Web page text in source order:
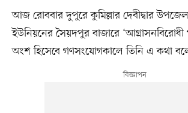
আজ রোববার দুপুরে কুমিল্লার দেবীদ্বার
ইউনিয়নের সৈয়দপুর বাজারে ‘আগ্রাসনবিরোধী
অংশ হিসেবে গণসংযোগকালে তিনি এ কথা